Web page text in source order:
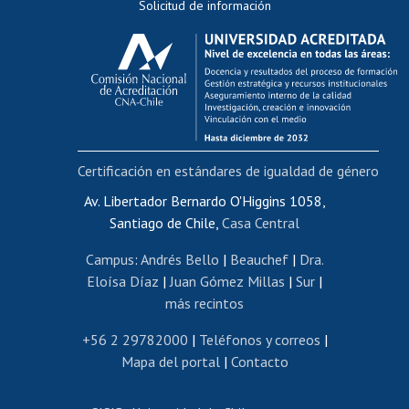
Evaluación docente
Calificación académica
Postulación al AUCAI
Funcionarias/os
Cursos internos de capacitación
Bienestar del personal
Portal de movilidad interna
Certificado de renta
Certificado de renta honorarios
Editar páginas blancas
Extranjeras/os
Revalidación y reconocimiento de títulos
Postulación al Programa de Movilidad Estudiantil
Solicitud de información
Av. Libertador Bernardo O'Higgins 1058,
Santiago de Chile, Casa Central
Campus: Andrés Bello | Beauchef| Dra.
Eloísa Díaz |Juan Gómez Millas | Sur |
más recintos
+56 2 29782000 | Teléfonos y correos |
Mapa del portal| Contacto
Certificación en estándares de igualdad de género